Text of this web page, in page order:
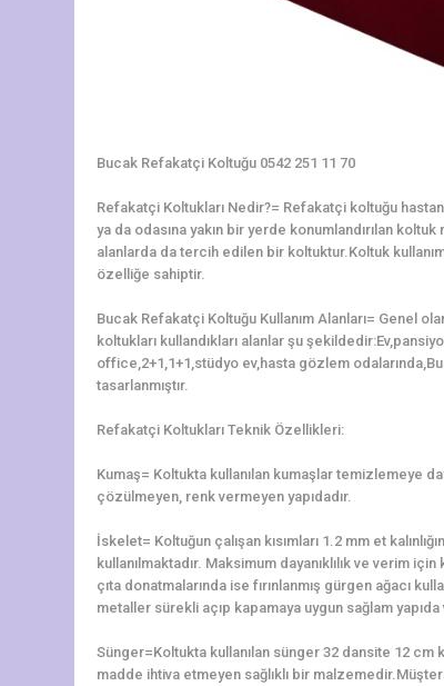
Bucak Refakatçi Koltuğu 0542 251 11 70
Refakatçi Koltukları Nedir?= Refakatçi koltuğu
ya da odasına yakın bir yerde konumlandırılan
alanlarda da tercih edilen bir koltuktur.Koltuk
özelliğe sahiptir.
Bucak Refakatçi Koltuğu Kullanım Alanları= Genel
koltukları kullandıkları alanlar şu
office,2+1,1+1,stüdyo ev,hasta gözlem
tasarlanmıştır.
Refakatçi Koltukları Teknik Özellikleri:
Kumaş= Koltukta kullanılan kumaşlar temizlemeye
çözülmeyen, renk vermeyen yapıdadır.
İskelet= Koltuğun çalışan kısımları 1.2 mm et
kullanılmaktadır. Maksimum dayanıklılık ve verim
çıta donatmalarında ise fırınlanmış gürgen ağacı
metaller sürekli açıp kapamaya uygun sağlam
Sünger=Koltukta kullanılan sünger 32 dansite 12 cm
madde ihtiva etmeyen sağlıklı bir